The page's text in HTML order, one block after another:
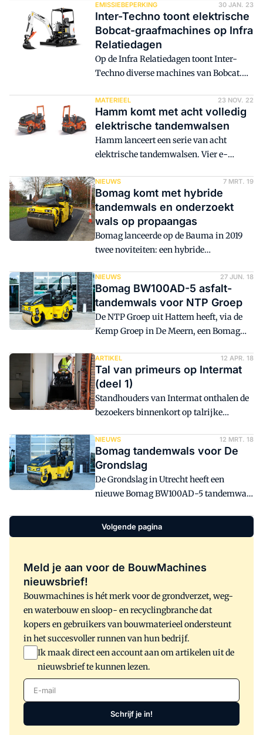
oproep deed voor een aannemer die een
emissievrij project op de Veluwe gaat
realiseren. 'Wie wil zijn emissievrij
machine hiervoor uitlenen?', was een
vraag die niet aan dovemans oren was
gericht. Tientallen bedrijven reageerden.
EMISSIEBEPERKING 30 JAN. 23
Inter-Techno toont elektrische
Bobcat-graafmachines op Infra
Relatiedagen
Op de Infra Relatiedagen toont Inter-
Techno diverse machines van Bobcat.
aandacht besteedt aan elektrisch
materieel, hebben de E10e, de E19e en de
door Inter-Techno zelf omgebouwde
E35e elektrische graafmachine een
prominente plek op de stand gekregen,
MATERIEEL 23 NOV. 22
Hamm komt met acht volledig
elektrische tandemwalsen
Hamm lanceert een serie van acht
elektrische tandemwalsen. Vier e-
oscillatietechnologie, waarvan twee
combinatiewalsen. Behalve dat deze
modellen geen schadelijke stoffen
uitstoten, veroorzaken ze ook nog eens
zeer weinig trillingen.
NIEUWS 7 MRT. 19
Bomag komt met hybride
tandemwals en onderzoekt
wals op propaangas
Bomag lanceerde op de Bauma in 2019
twee noviteiten: een hybride
lichte wals op propaangas.
NIEUWS 27 JUN. 18
Bomag BW100AD-5 asfalt-
tandemwals voor NTP Groep
De NTP Groep uit Hattem heeft, via de
Kemp Groep in De Meern, een Bomag
in ontvangst genomen. De machine is
afgeleverd inclusief stoelverwarming
voor extra comfort voor de machinist.
ARTIKEL 12 APR. 18
Tal van primeurs op Intermat
(deel 1)
Standhouders van Intermat onthalen de
bezoekers binnenkort op talrijke
nieuwe motoren, nieuwe tiltrotators; het
is te veel om op te noemen.
BouwMachines brengt in twee etappes
een overzicht. Vandaag deel 1.
NIEUWS 12 MRT. 18
Bomag tandemwals voor De
Grondslag
De Grondslag in Utrecht heeft een
nieuwe Bomag BW100AD-5 tandemwals
heeft een vermogen van 24,3 kW en een
werkbreedte van 1.000 mm.
Volgende pagina
Meld je aan voor de BouwMachines
nieuwsbrief!
Bouwmachines is hét merk voor de grondverzet, weg-
en waterbouw en sloop- en recyclingbranche dat
kopers en gebruikers van bouwmaterieel ondersteunt
in het succesvoller runnen van hun bedrijf.
Ik maak direct een account aan om artikelen uit de
nieuwsbrief te kunnen lezen.
E-mail
Schrijf je in!